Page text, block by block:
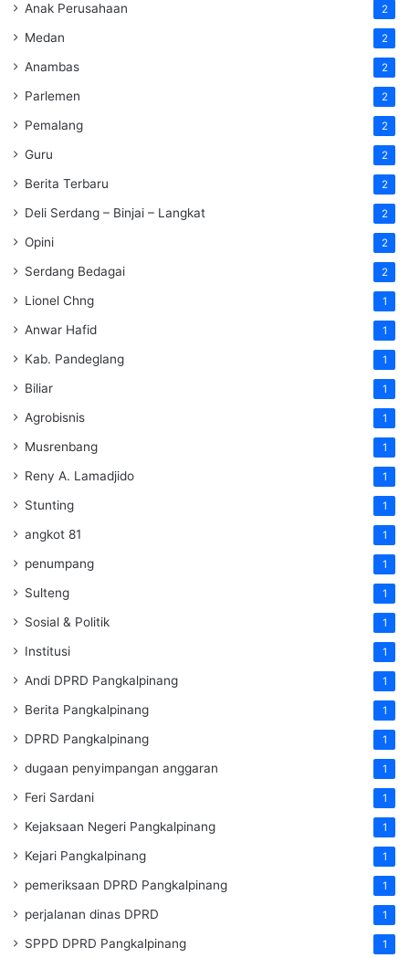
Anak Perusahaan 2
Medan 2
Anambas 2
Parlemen 2
Pemalang 2
Guru 2
Berita Terbaru 2
Deli Serdang – Binjai – Langkat 2
Opini 2
Serdang Bedagai 2
Lionel Chng 1
Anwar Hafid 1
Kab. Pandeglang 1
Biliar 1
Agrobisnis 1
Musrenbang 1
Reny A. Lamadjido 1
Stunting 1
angkot 81 1
penumpang 1
Sulteng 1
Sosial & Politik 1
Institusi 1
Andi DPRD Pangkalpinang 1
Berita Pangkalpinang 1
DPRD Pangkalpinang 1
dugaan penyimpangan anggaran 1
Feri Sardani 1
Kejaksaan Negeri Pangkalpinang 1
Kejari Pangkalpinang 1
pemeriksaan DPRD Pangkalpinang 1
perjalanan dinas DPRD 1
SPPD DPRD Pangkalpinang 1